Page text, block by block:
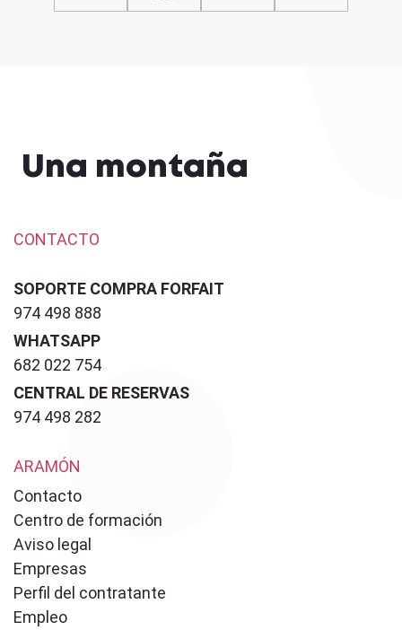
Una montaña
CONTACTO
SOPORTE COMPRA FORFAIT
974 498 888
WHATSAPP
682 022 754
CENTRAL DE RESERVAS
974 498 282
ARAMÓN
Contacto
Centro de formación
Aviso legal
Empresas
Perfil del contratante
Empleo